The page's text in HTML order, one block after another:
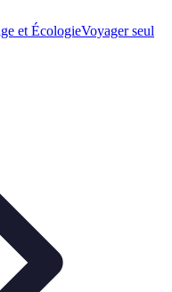
et ÉcologieVoyager seul